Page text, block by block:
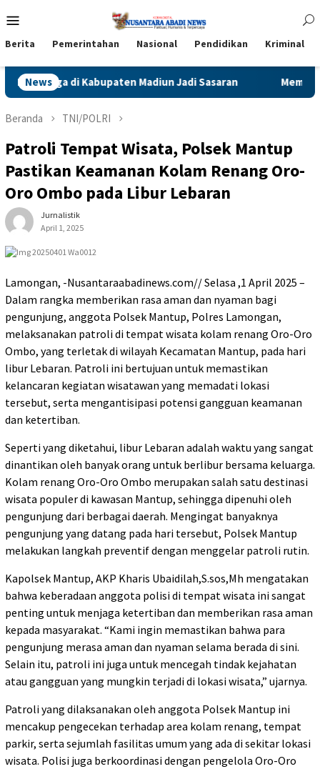
ke
Mobile
Berita Pemerintahan Nasional Pendidikan Kriminal
News
Madiun Jadi Sasaran Membuktikan Tajinya, Jawa
Beranda TNI/POLRI
Patroli Tempat Wisata, Polsek Mantup
Pastikan Keamanan Kolam Renang Oro-
Oro Ombo pada Libur Lebaran
Jurnalistik
April 1, 2025
Lamongan, -Nusantaraabadinews.com// Selasa ,1 April 2025 –
Dalam rangka memberikan rasa aman dan nyaman bagi
pengunjung, anggota Polsek Mantup, Polres Lamongan,
melaksanakan patroli di tempat wisata kolam renang Oro-Oro
Ombo, yang terletak di wilayah Kecamatan Mantup, pada hari
libur Lebaran. Patroli ini bertujuan untuk memastikan
kelancaran kegiatan wisatawan yang memadati lokasi
tersebut, serta mengantisipasi potensi gangguan keamanan
dan ketertiban.
Seperti yang diketahui, libur Lebaran adalah waktu yang sangat
dinantikan oleh banyak orang untuk berlibur bersama keluarga.
Kolam renang Oro-Oro Ombo merupakan salah satu destinasi
wisata populer di kawasan Mantup, sehingga dipenuhi oleh
pengunjung dari berbagai daerah. Mengingat banyaknya
pengunjung yang datang pada hari tersebut, Polsek Mantup
melakukan langkah preventif dengan menggelar patroli rutin.
Kapolsek Mantup, AKP Kharis Ubaidilah,S.sos,Mh mengatakan
bahwa keberadaan anggota polisi di tempat wisata ini sangat
penting untuk menjaga ketertiban dan memberikan rasa aman
kepada masyarakat. “Kami ingin memastikan bahwa para
pengunjung merasa aman dan nyaman selama berada di sini.
Selain itu, patroli ini juga untuk mencegah tindak kejahatan
atau gangguan yang mungkin terjadi di lokasi wisata,” ujarnya.
Patroli yang dilaksanakan oleh anggota Polsek Mantup ini
mencakup pengecekan terhadap area kolam renang, tempat
parkir, serta sejumlah fasilitas umum yang ada di sekitar lokasi
wisata. Polisi juga berkoordinasi dengan pengelola Oro-Oro